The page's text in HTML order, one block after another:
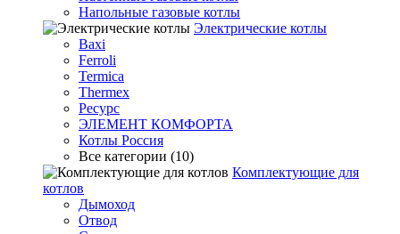
Напольные газовые котлы
Электрические котлы
Baxi
Ferroli
Termica
Thermex
Ресурс
ЭЛЕМЕНТ КОМФОРТА
Котлы Россия
Все категории (10)
Комплектующие для
котлов
Дымоход
Отвод